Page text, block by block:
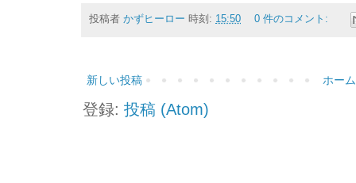
投稿者 かずヒーロー 時刻: 15:50 0 件のコメント:
新しい投稿 ホーム
登録: 投稿 (Atom)